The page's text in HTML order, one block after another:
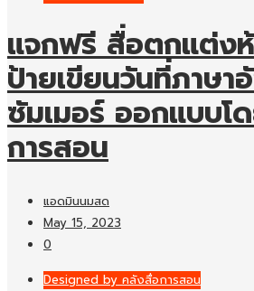
แจกฟรี สื่อตกแต่ง
ป้ายเขียนวันที่ภาษ
ซัมเมอร์ ออกแบบโ
การสอน
แอดมินนมสด
May 15, 2023
0
Designed by คลังสื่อการสอน